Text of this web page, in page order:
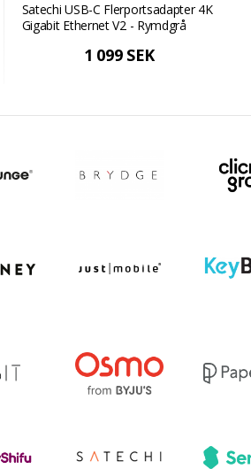
Satechi USB-C Flerportsadapter 4K
Gigabit Ethernet V2 - Rymdgrå
1 099 SEK